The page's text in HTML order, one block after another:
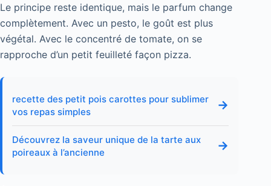
Le principe reste identique, mais le parfum change
complètement. Avec un pesto, le goût est plus
végétal. Avec le concentré de tomate, on se
rapproche d’un petit feuilleté façon pizza.
recette des petit pois carottes pour sublimer
vos repas simples
→
Découvrez la saveur unique de la tarte aux
poireaux à l’ancienne
→